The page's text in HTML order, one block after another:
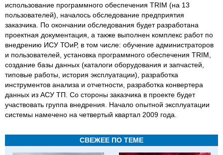
использование программного обеспечения TRIM (на 13
пользователей), началось обследование предприятия
заказчика. По окончании обследования будет разработана
проектная документация, а также выполнен комплекс работ по
внедрению ИСУ ТОиР, в том числе: обучение администраторов
и пользователей, установка программного обеспечения TRIM,
создание базы данных (каталоги оборудования и запчастей,
типовые работы, история эксплуатации), разработка
инструментов анализа и отчетности, разработка конвертера
данных из АСУ ТП. Со стороны заказчика в проекте будет
участвовать группа внедрения. Начало опытной эксплуатации
системы намечено на четвертый квартал 2009 года.
СВЕЖЕЕ ПО ТЕМЕ